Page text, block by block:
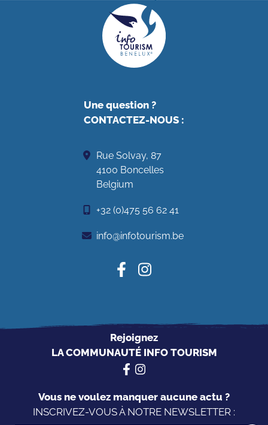
Une question ?
CONTACTEZ-NOUS :
Rue Solvay, 87
4100 Boncelles
Belgium
+32 (0)475 56 62 41
info@infotourism.be
Rejoignez
LA COMMUNAUTÉ INFO TOURISM
Vous ne voulez manquer aucune actu ?
INSCRIVEZ-VOUS À NOTRE NEWSLETTER :